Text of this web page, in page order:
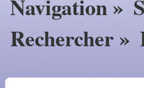
Navigation »
Rechercher »